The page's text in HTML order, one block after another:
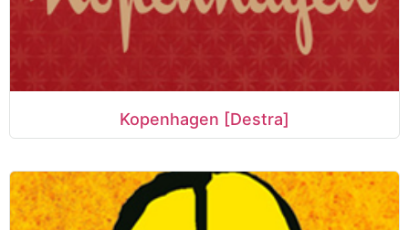
Kopenhagen [Destra]